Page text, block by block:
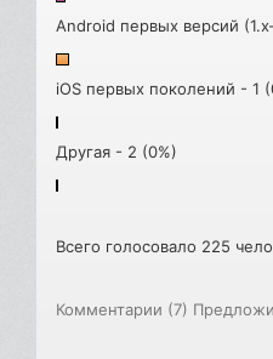
Android первых версий
iOS первых поколений - 1
Другая - 2 (0%)
Всего голосовало 225
Комментарии (7)